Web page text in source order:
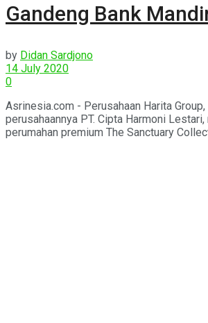
Gandeng Bank
by Didan Sardjono
14 July 2020
0
Asrinesia.com - Perusahaan Harita
perusahaannya PT. Cipta Harmoni
perumahan premium The Sanctuary